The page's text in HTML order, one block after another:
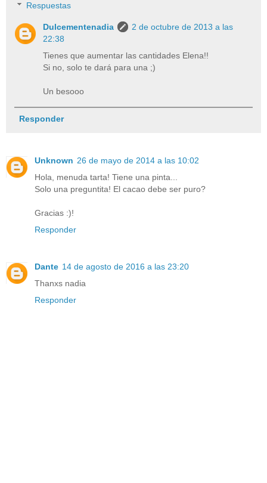
Respuestas
Dulcementenadia
2 de octubre de 2013 a las
22:38
Tienes que aumentar las cantidades Elena!!
Si no, solo te dará para una ;)
Un besooo
Responder
Unknown 26 de mayo de 2014 a las 10:02
Hola, menuda tarta! Tiene una pinta...
Solo una preguntita! El cacao debe ser puro?
Gracias :)!
Responder
Dante 14 de agosto de 2016 a las 23:20
Thanxs nadia
Responder